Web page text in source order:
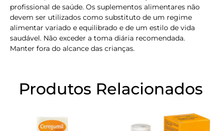
profissional de saúde. Os suplementos alimentares não
devem ser utilizados como substituto de um regime
alimentar variado e equilibrado e de um estilo de vida
saudável. Não exceder a toma diária recomendada.
Manter fora do alcance das crianças.
Produtos Relacionados